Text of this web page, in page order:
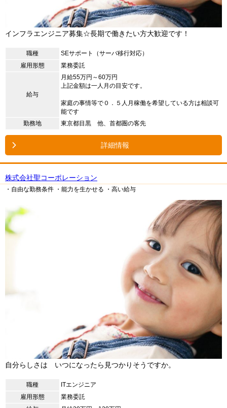
インフラエンジニア募集☆長期で働きたい方大歓迎です！
職種
SEサポート（サーバ移行対応）
雇用形態
業務委託
給与
月給55万円～60万円
上記金額は一人月の目安です。
家庭の事情等で０．５人月稼働を希望している方は相談可
能です
勤務地
東京都目黒 他、首都圏の客先
詳細情報
株式会社聖コーポレーション
・自由な勤務条件 ・能力を生かせる ・高い給与
自分らしさは いつになったら見つかりそうですか。
職種
ITエンジニア
雇用形態
業務委託